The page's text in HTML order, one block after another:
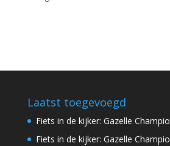
Laatst toegevoegd
Fiets in de kijker: Gazelle
Fiets in de kijker: Gazelle